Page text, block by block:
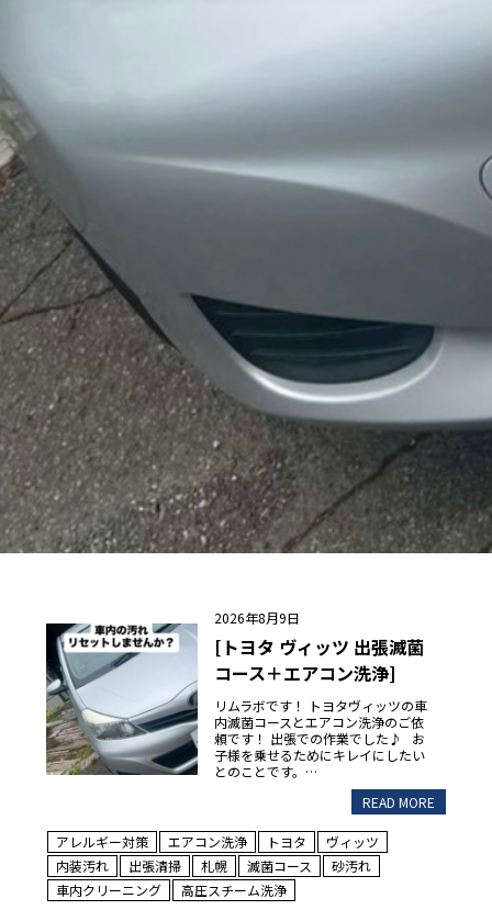
2026年8月9日
[トヨタ ヴィッツ 出張滅菌
コース＋エアコン洗浄]
リムラボです！ トヨタヴィッツの車
内滅菌コースとエアコン洗浄のご依
頼です！ 出張での作業でした♪ お
子様を乗せるためにキレイにしたい
とのことです。…
READ MORE
アレルギー対策 エアコン洗浄 トヨタ
ヴィッツ
内装汚れ
出張清掃 札幌 滅菌コース
砂汚れ
車内クリーニング
高圧スチーム洗浄